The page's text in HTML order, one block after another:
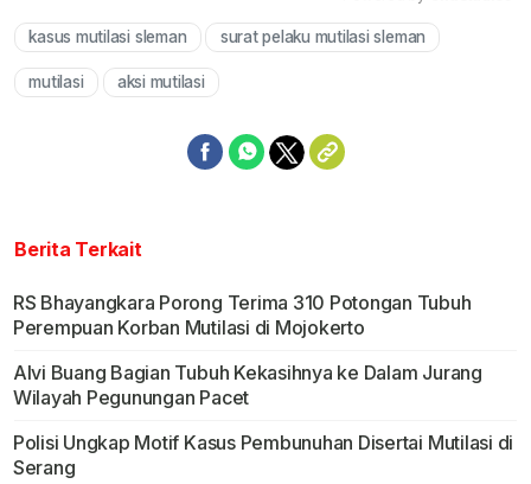
Mute
kasus mutilasi sleman surat pelaku mutilasi sleman
mutilasi aksi mutilasi
Berita Terkait
RS Bhayangkara Porong Terima 310 Potongan Tubuh
Perempuan Korban Mutilasi di Mojokerto
Alvi Buang Bagian Tubuh Kekasihnya ke Dalam Jurang
Wilayah Pegunungan Pacet
Polisi Ungkap Motif Kasus Pembunuhan Disertai Mutilasi di
Serang